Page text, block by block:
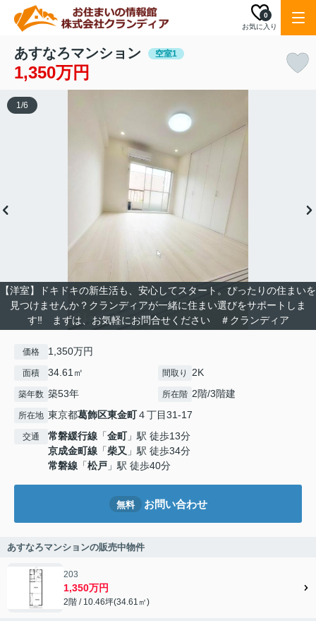
お気に入り
0
あすなろマンション 空室1
1,350万円
【洋室】ドキドキの新生活も、安心してスタート。ぴったりの住まいを
見つけませんか？クランディアが一緒に住まい選びをサポートしま
す‼ まずは、お気軽にお問合せください ＃クランディア
1/6
価格 1,350万円
面積 34.61㎡ 間取り 2K
築年数 築53年 所在階 2階/3階建
所在地 東京都葛飾区東金町４丁目31-17
交通 常磐緩行線 「金町」駅 徒歩13分
京成金町線 「柴又 」駅 徒歩34分
常磐線 「松戸 」駅 徒歩40分
無料 お問い合わせ
あすなろマンションの販売中物件
203
1,350万円
2階 / 10.46坪(34.61㎡)